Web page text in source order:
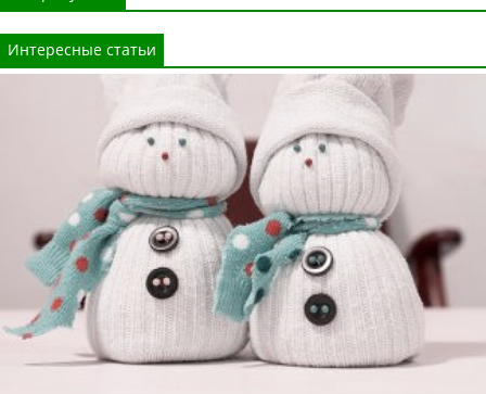
Интересные статьи